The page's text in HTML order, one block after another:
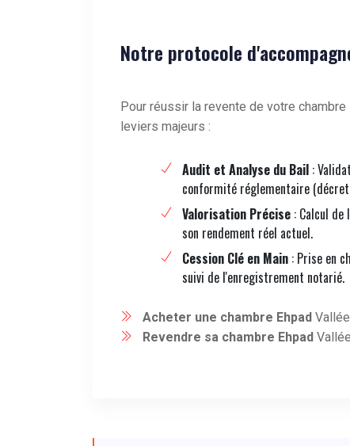
Notre protocole
Pour réussir la revente de votre
leviers majeurs :
Audit et Analyse du Bail :
conformité réglementaire
Valorisation Précise : Calcul
son rendement réel actuel.
Cession Clé en Main : Prise en
suivi de l'enregistrement notarié.
Acheter une chambre Ehpad
Revendre sa chambre Ehpad